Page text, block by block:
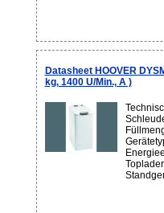
Datasheet HOOVER
kg, 1400 U/Min., A )